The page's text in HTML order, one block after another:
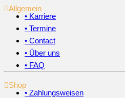
Allgemein
• Karriere
• Termine
• Contact
• Über uns
• FAQ
Shop
• Zahlungsweisen